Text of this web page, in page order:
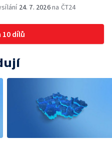
výtvarného sympozia
24. 7. 2026na ČT24
10 dílů